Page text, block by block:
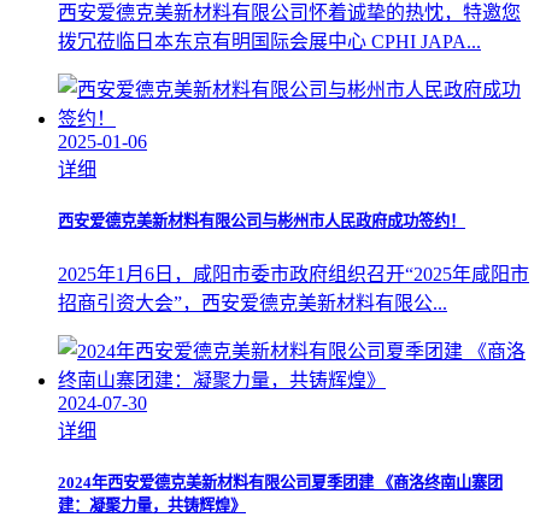
西安爱德克美新材料有限公司怀着诚挚的热忱，特邀您
拨冗莅临日本东京有明国际会展中心 CPHI JAPA...
2025-01-06
详细
西安爱德克美新材料有限公司与彬州市人民政府成功签约！
2025年1月6日，咸阳市委市政府组织召开“2025年咸阳市
招商引资大会”，西安爱德克美新材料有限公...
2024-07-30
详细
2024年西安爱德克美新材料有限公司夏季团建 《商洛终南山寨团
建：凝聚力量，共铸辉煌》